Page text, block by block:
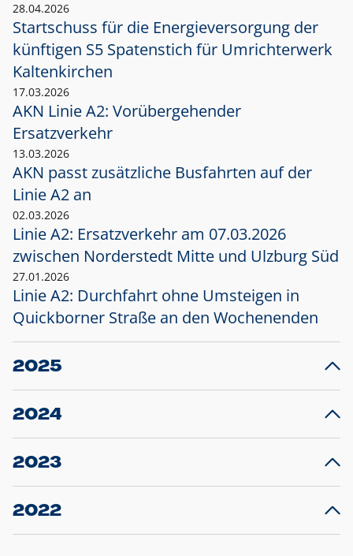
28.04.2026
Startschuss für die Energieversorgung der
künftigen S5 Spatenstich für Umrichterwerk
Kaltenkirchen
17.03.2026
AKN Linie A2: Vorübergehender
Ersatzverkehr
13.03.2026
AKN passt zusätzliche Busfahrten auf der
Linie A2 an
02.03.2026
Linie A2: Ersatzverkehr am 07.03.2026
zwischen Norderstedt Mitte und Ulzburg Süd
27.01.2026
Linie A2: Durchfahrt ohne Umsteigen in
Quickborner Straße an den Wochenenden
2025
23.12.2025
Projekt S5: Start der Bauarbeiten am
2024
10.12.2024
Großprojekt S5: Sperrung der Bahnstraße in
2023
20.12.2023
Schleswig-Holstein verlängert den
2022
22.12.2022